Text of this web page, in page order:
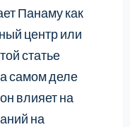
Панаму как
центр или
статье
самом деле
влияет на
на